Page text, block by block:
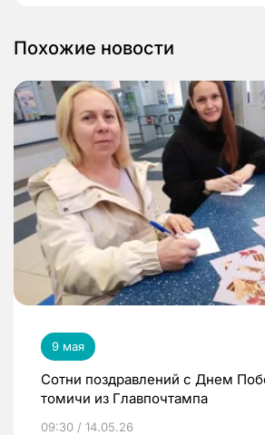
Похожие новости
9 мая
Сотни поздравлений с Днем
томичи из Главпочтампа
09:30 / 14.05.26